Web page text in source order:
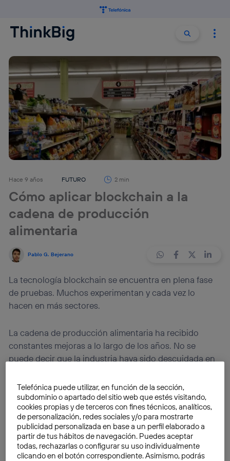
Buscar
Hace 9 años FUTURO 2 min
Cómo aplicar blockchain a la
cadena de producción
alimentaria
Pablo G. Bejerano
La tecnología blockchain se encuentra en plena fase
de pruebas. Muchos experimentan y cada vez lo
hacen en más sectores.
La cadena de producción alimentaria ha recibido
constantes mejoras a lo largo de los años. No se
puede decir que la industria haya sido descuidada en
este mercado han sabido verlas oportunidades en
logística, conservación o innovación en productos
Hay un espacio donde la cadena alimentaria se ha
resistido a entrar:la venta por Internet. La tendencia
ahora es imparable. Con gigantes como Amazon y
Telefónica puede utilizar, en función de la sección,
subdominio o apartado del sitio web que estés visitando,
cookies propias y de terceros con fines técnicos, analíticos,
de personalización, redes sociales y/o para mostrarte
publicidad personalizada en base a un perfil elaborado a
partir de tus hábitos de navegación. Puedes aceptar
todas, rechazarlas o configurar su uso individualmente
clicando en el botón correspondiente. Asimismo, podrás